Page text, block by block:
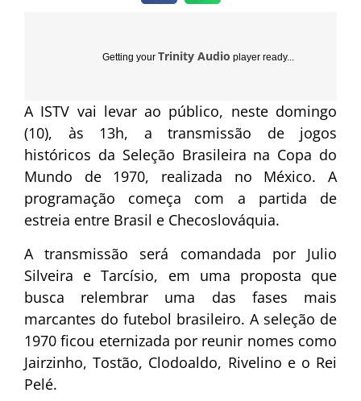
Getting your Trinity Audio player ready...
A ISTV vai levar ao público, neste domingo
(10), às 13h, a transmissão de jogos
históricos da Seleção Brasileira na Copa do
Mundo de 1970, realizada no México. A
programação começa com a partida de
estreia entre Brasil e Checoslováquia.
A transmissão será comandada por Julio
Silveira e Tarcísio, em uma proposta que
busca relembrar uma das fases mais
marcantes do futebol brasileiro. A seleção de
1970 ficou eternizada por reunir nomes como
Jairzinho, Tostão, Clodoaldo, Rivelino e o Rei
Pelé.